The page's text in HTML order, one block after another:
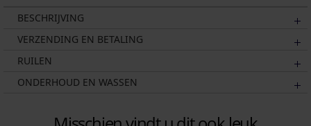
BESCHRIJVING
VERZENDING EN BETALING
RUILEN
ONDERHOUD EN WASSEN